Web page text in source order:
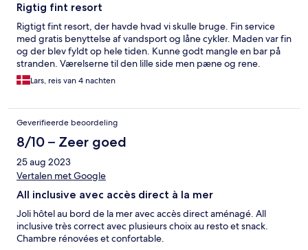
Rigtig fint resort
Rigtigt fint resort, der havde hvad vi skulle bruge. Fin service
med gratis benyttelse af vandsport og låne cykler. Maden var fin
og der blev fyldt op hele tiden. Kunne godt mangle en bar på
stranden. Værelserne til den lille side men pæne og rene.
Lars, reis van 4 nachten
Geverifieerde beoordeling
8/10 – Zeer goed
25 aug 2023
Vertalen met Google
All inclusive avec accès direct à la mer
Joli hôtel au bord de la mer avec accès direct aménagé. All
inclusive très correct avec plusieurs choix au resto et snack.
Chambre rénovées et confortable.